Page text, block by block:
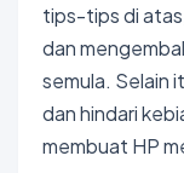
tips-tips di
dan
semula. Selain
dan hindari
membuat HP